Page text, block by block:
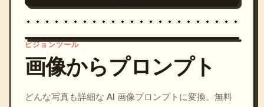
c, cyberpunk sunset, neon
ビジョンツール
画像からプロンプト
どんな写真も詳細な AI 画像プロンプトに変換。無料